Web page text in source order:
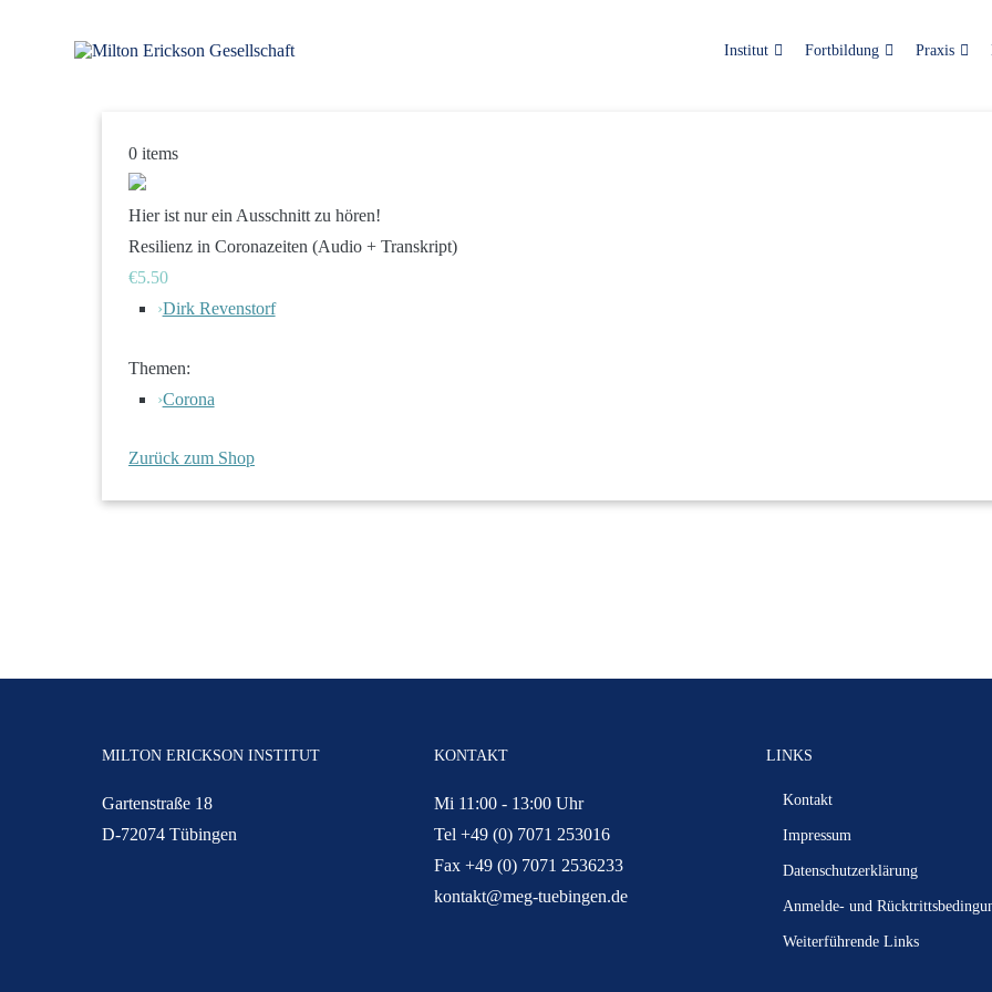
Institut Fortbildung Praxis
0 items
Hier ist nur ein Ausschnitt zu hören!
Resilienz in Coronazeiten (Audio + Transkript)
€5.50
›Dirk Revenstorf
Themen:
›Corona
Zurück zum Shop
MILTON ERICKSON INSTITUT
Gartenstraße 18
D-72074 Tübingen
KONTAKT
Mi 11:00 - 13:00 Uhr
Tel +49 (0) 7071 253016
Fax +49 (0) 7071 2536233
kontakt@meg-tuebingen.de
LINKS
Kontakt
Impressum
Datenschutzerklärung
Anmelde- und
Weiterführende Links